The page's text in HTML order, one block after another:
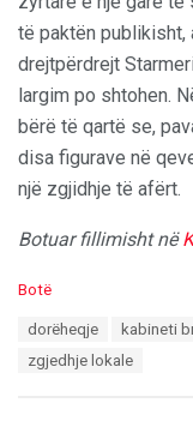
të paktën publikisht,
drejtpërdrejt
largim po shtohen.
bërë të qartë se,
disa figurave në
një zgjidhje të afërt.
Botuar fillimisht në
C
Botë
dorëheqje kabineti
zgjedhje lokale